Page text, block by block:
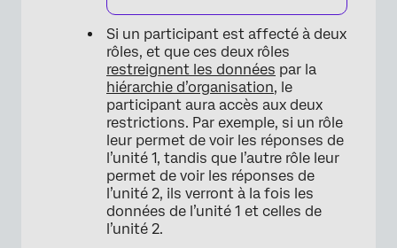
Si un participant est affecté à deux
rôles, et que ces deux rôles
restreignent les données par la
hiérarchie d’organisation, le
participant aura accès aux deux
restrictions. Par exemple, si un rôle
leur permet de voir les réponses de
l’unité 1, tandis que l’autre rôle leur
permet de voir les réponses de
l’unité 2, ils verront à la fois les
données de l’unité 1 et celles de
l’unité 2.